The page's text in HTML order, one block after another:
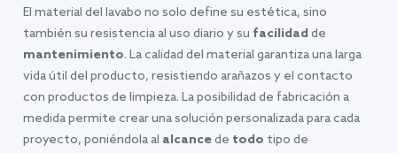
El material del lavabo no solo define su estética, sino
también su resistencia al uso diario y su facilidad de
mantenimiento. La calidad del material garantiza una larga
vida útil del producto, resistiendo arañazos y el contacto
con productos de limpieza. La posibilidad de fabricación a
medida permite crear una solución personalizada para cada
proyecto, poniéndola al alcancede todo tipo de